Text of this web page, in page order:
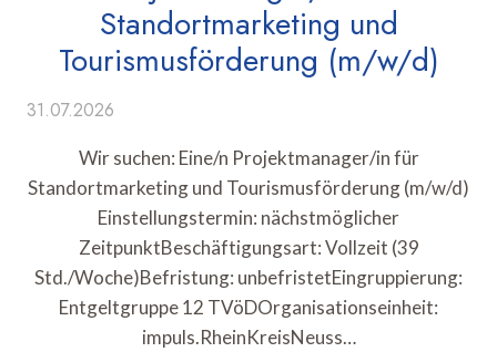
Standortmarketing und
Tourismusförderung (m/w/d)
31.07.2026
Wir suchen: Eine/n Projektmanager/in für
Standortmarketing und Tourismusförderung (m/w/d)
Einstellungstermin: nächstmöglicher
ZeitpunktBeschäftigungsart: Vollzeit (39
Std./Woche)Befristung: unbefristetEingruppierung:
Entgeltgruppe 12 TVöDOrganisationseinheit:
impuls.RheinKreisNeuss…